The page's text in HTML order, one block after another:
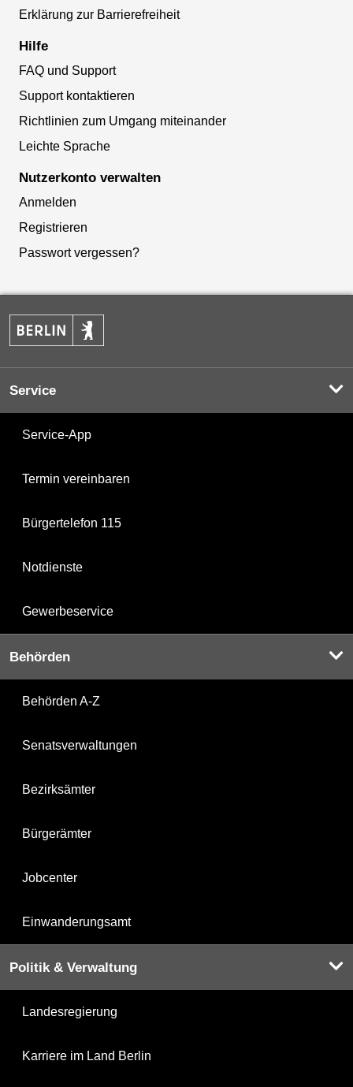
Erklärung zur Barrierefreiheit
Hilfe
FAQ und Support
Support kontaktieren
Richtlinien zum Umgang miteinander
Leichte Sprache
Nutzerkonto verwalten
Anmelden
Registrieren
Passwort vergessen?
Service
Service-App
Termin vereinbaren
Bürgertelefon 115
Notdienste
Gewerbeservice
Behörden
Behörden A-Z
Senatsverwaltungen
Bezirksämter
Bürgerämter
Jobcenter
Einwanderungsamt
Politik & Verwaltung
Landesregierung
Karriere im Land Berlin